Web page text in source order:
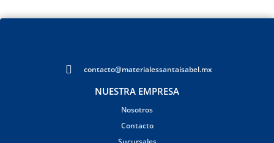
contacto@materialessantaisabel.mx
NUESTRA EMPRESA
Nosotros
Contacto